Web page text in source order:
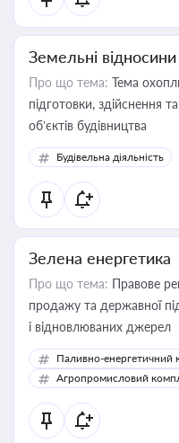
Земельні відносини
Про що тема: Тема
підготовки, здійснення
об’єктів будівництва
Будівельна діяльність
Зелена енергетика
Про що тема: Правове
продажу та державної
і відновлюваних джерел
Паливно-енергетичний
Агропромисловий